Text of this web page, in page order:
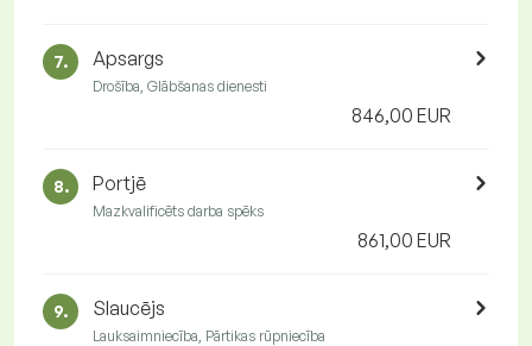
7. Apsargs
Drošība, Glābšanas dienesti
846,00 EUR
8. Portjē
Mazkvalificēts darba spēks
861,00 EUR
9. Slaucējs
Lauksaimniecība, Pārtikas rūpniecība